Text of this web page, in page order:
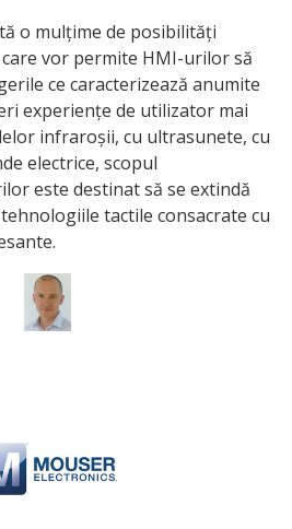
o mulțime de posibilități
vor permite HMI-urilor să
ce caracterizează anumite
experiențe de utilizator mai
infraroșii, cu ultrasunete, cu
electrice, scopul
este destinat să se extindă
tactile consacrate cu